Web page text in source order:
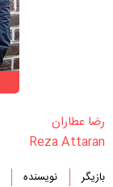
‏رضا عطاران‏
Reza Attaran
بازیگر
نویسنده